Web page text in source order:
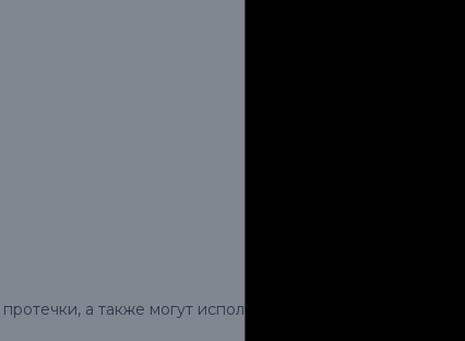
а также могут использовать инструменты,